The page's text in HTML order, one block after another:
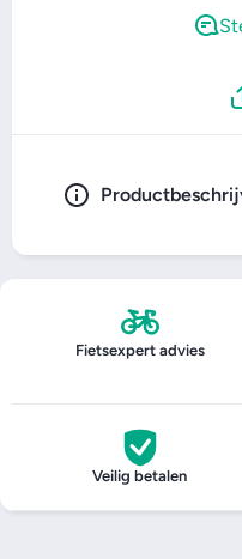
Fietsexpert advies
Veilig betalen